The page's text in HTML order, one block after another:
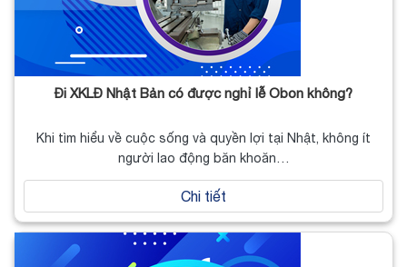
Đi XKLĐ Nhật Bản có được nghỉ lễ Obon không?
Khi tìm hiểu về cuộc sống và quyền lợi tại Nhật, không ít
người lao động băn khoăn…
Chi tiết